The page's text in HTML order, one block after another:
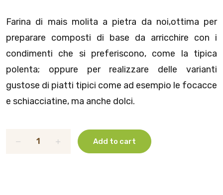
Farina di mais molita a pietra da noi,ottima per
preparare composti di base da arricchire con i
condimenti che si preferiscono, come la tipica
polenta; oppure per realizzare delle varianti
gustose di piatti tipici come ad esempio le focacce
e schiacciatine, ma anche dolci.
Add to cart